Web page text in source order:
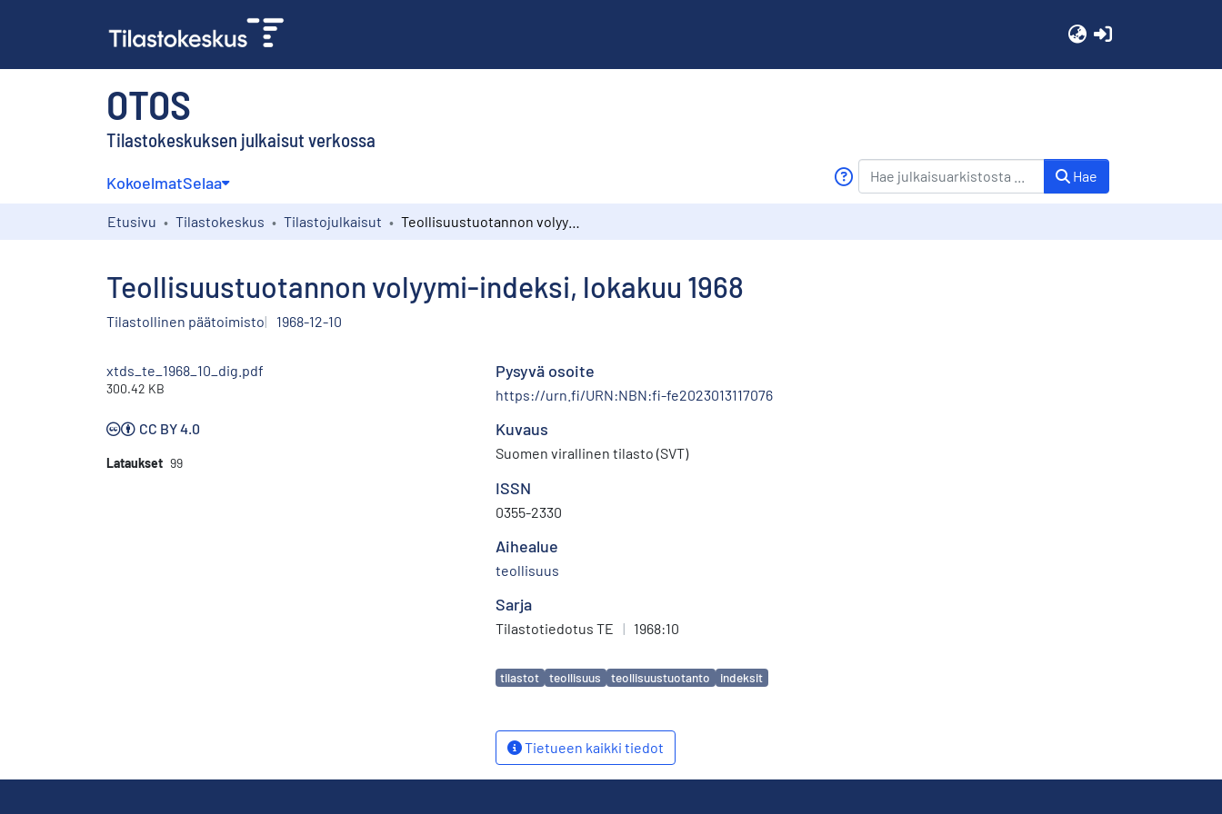
OTOS
Tilastokeskuksen julkaisut verkossa
KokoelmatSelaa Hae
Etusivu Tilastokeskus Tilastojulkaisut
Teollisuustuotannon volyymi-indeksi, lokakuu 1968
Tilastollinen päätoimisto 1968-12-10
xtds_te_1968_10_dig.pdf
300.42 KB
CC BY 4.0
Lataukset 99
Pysyvä osoite
https://urn.fi/URN:NBN:fi-fe2023013117076
Kuvaus
Suomen virallinen tilasto (SVT)
ISSN
0355-2330
Aihealue
teollisuus
Sarja
Tilastotiedotus TE | 1968:10
Avainsanat
tilastot teollisuus teollisuustuotanto indeksit
Tietueen kaikki tiedot